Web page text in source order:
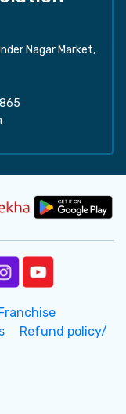
Nagar Market,
Franchise
Refund policy/